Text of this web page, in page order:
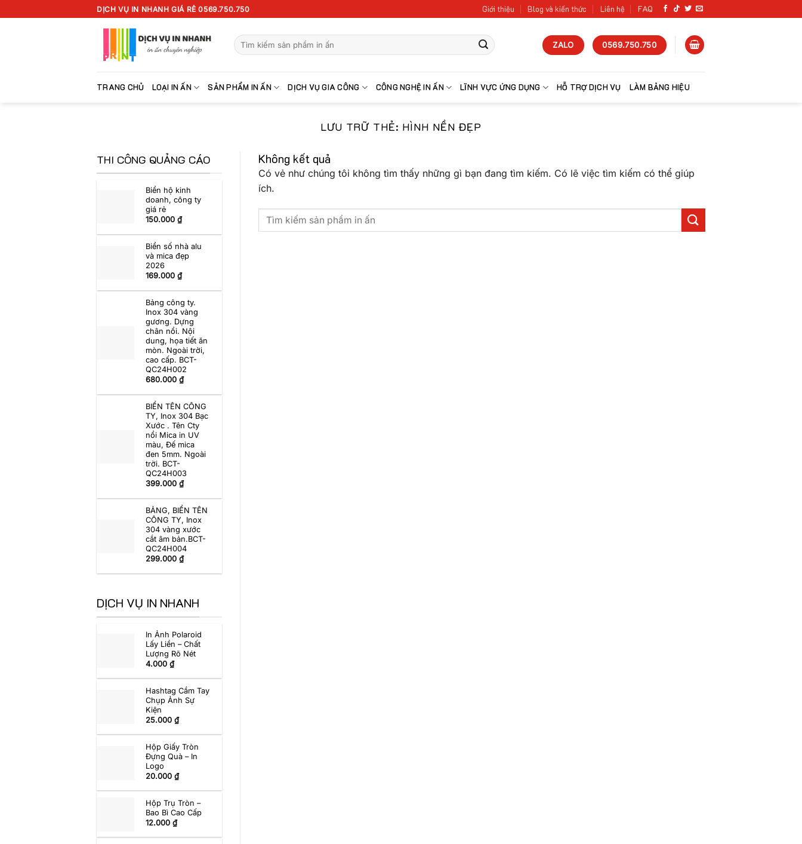
đến
DỊCH VỤ IN NHANH GIÁ RẺ 0569.750.750 Giới thiệu Blog và kiến thức Liên hệ FAQ
Tìm
kiếm:
ZALO 0569.750.750
TRANG CHỦ LOẠI IN ẤN SẢN PHẨM IN ẤN DỊCH VỤ GIA CÔNG CÔNG NGHỆ IN ẤN LĨNH VỰC ỨNG DỤNG HỖ TRỢ DỊCH VỤ LÀM BẢNG HIỆU
LƯU TRỮ THẺ: HÌNH NỀN ĐẸP
THI CÔNG QUẢNG CÁO
Biển hộ kinh
doanh, công ty
giá rẻ
150.000₫
Biển số nhà alu
và mica đẹp
2026
169.000₫
Bảng công ty.
Inox 304 vàng
gương. Dựng
chân nổi. Nội
dung, họa tiết ăn
mòn. Ngoài trời,
cao cấp. BCT-
QC24H002
680.000₫
BIỂN TÊN CÔNG
TY, Inox 304 Bạc
Xước . Tên Cty
nổi Mica in UV
màu, Đế mica
đen 5mm. Ngoài
trời. BCT-
QC24H003
399.000₫
BẢNG, BIỂN TÊN
CÔNG TY, Inox
304 vàng xước
cắt âm bản.BCT-
QC24H004
299.000₫
DỊCH VỤ IN NHANH
In Ảnh Polaroid
Lấy Liền – Chất
Lượng Rõ Nét
4.000₫
Hashtag Cầm Tay
Chụp Ảnh Sự
Kiện
25.000₫
Hộp Giấy Tròn
Đựng Quà – In
Logo
20.000₫
Hộp Trụ Tròn –
Bao Bì Cao Cấp
12.000₫
Không kết quả
Có vẻ như chúng tôi không tìm thấy những gì bạn đang tìm kiếm. Có lẽ việc tìm kiếm có thể giúp
ích.